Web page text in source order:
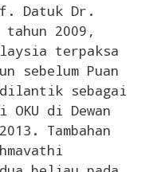
Datuk Dr.
2009,
terpaksa
sebelum Puan
sebagai
di Dewan
Tambahan